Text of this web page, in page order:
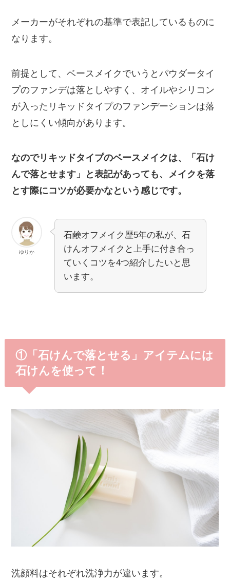
メーカーがそれぞれの基準で表記しているものに
なります。
前提として、ベースメイクでいうとパウダータイ
プのファンデは落としやすく、オイルやシリコン
が入ったリキッドタイプのファンデーションは落
としにくい傾向があります。
なのでリキッドタイプのベースメイクは、「石け
んで落とせます」と表記があっても、メイクを落
とす際にコツが必要かなという感じです。
ゆりか
石鹸オフメイク歴5年の私が、石
けんオフメイクと上手に付き合っ
ていくコツを4つ紹介したいと思
います。
①「石けんで落とせる」アイテムには
石けんを使って！
洗顔料はそれぞれ洗浄力が違います。